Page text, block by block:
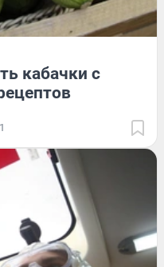
кабачки с
1